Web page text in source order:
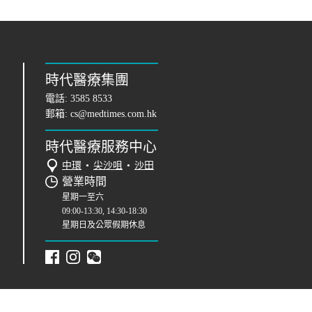
時代醫療集團
電話: 3585 8533
郵箱: cs@medtimes.com.hk
時代醫療服務中心
中環 • 尖沙咀 • 沙田
營業時間
星期一至六
09:00-13:30, 14:30-18:30
星期日及公眾假期休息